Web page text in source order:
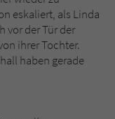
eskaliert, als Linda
vor der Tür der
ihrer Tochter.
haben gerade
& Co. KG